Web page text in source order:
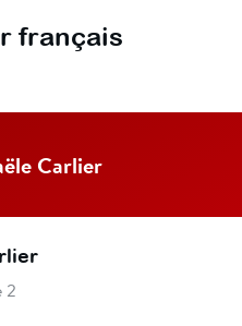
français
Carlier
2